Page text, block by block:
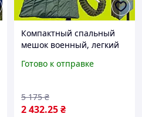
Компактный спальный
мешок военный, легкий
служби, походу і нічної
Готово к отправке
2 432.25₴
5 175 ₴